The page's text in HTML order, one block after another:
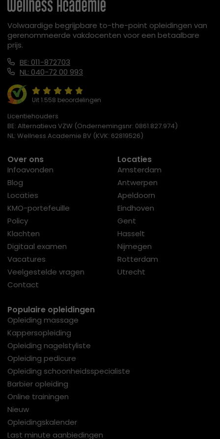
Volwaardige begrijpbare to-the-point opleidingen van
gerenommeerde vakdocenten voor een betaalbare
prijs.
BE: 011-872703
NL: 040-72 00 993
Uit 1.558 beoordelingen
Licentiehouders
BE: Alternatieva VZW (Ondernemingsnr: 0861.827.974)
NL: Wellness Academie BV (KVK: 62819526)
Over ons
Infoavonden
Blog
Locaties
KMO-portefeuille
Policy
Klachten
Digitaal examen
Vacatures
Veelgestelde vragen
Contact
Locaties
Amsterdam
Antwerpen
Apeldoorn
Eindhoven
Gent
Hasselt
Nijmegen
Rotterdam
Utrecht
Populaire opleidingen
Opleiding massage
Kappersopleiding
Opleiding nagelstyliste
Opleiding pedicure
Opleiding schoonheidsspecialiste
Barbier opleiding
Online trainingen
Nieuw
Opleidingskalender
Last minute aanbiedingen